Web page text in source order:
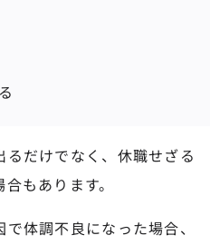
だけでなく、休職せざる
もあります。
体調不良になった場合、